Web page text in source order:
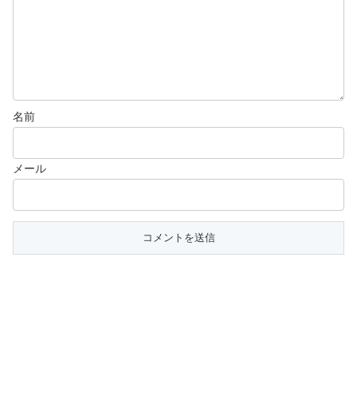
名前
メール